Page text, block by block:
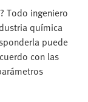
Todo ingeniero
química
puede
con las